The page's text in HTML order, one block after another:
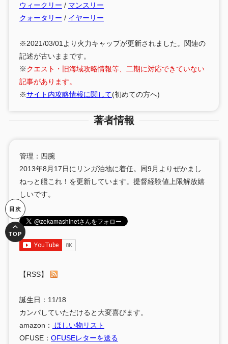
ウィークリー / マンスリー
クォータリー / イヤーリー
※2021/03/01より火力キャップが更新されました。関連の
記述が古いままです。
※クエスト・旧海域攻略情報等、二期に対応できていない
記事があります。
※サイト内攻略情報に関して(初めての方へ)
著者情報
管理：四腕
2013年8月17日にリンガ泊地に着任。同9月よりぜかまし
ねっと艦これ！を更新しています。提督経験値上限解放嬉
しいです。
【RSS】
誕生日：11/18
カンパしていただけると大変喜びます。
amazon：
ほしい物リスト
OFUSE： OFUSEレターを送る